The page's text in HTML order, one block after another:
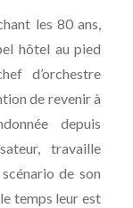
les 80 ans,
hôtel au pied
d’orchestre
de revenir à
depuis
travaille
de son
temps leur est